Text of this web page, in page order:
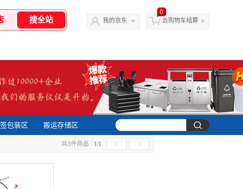
我的京东
0
去购物车结算
包装区 搬运存储区
1/1 < >
共3件商品